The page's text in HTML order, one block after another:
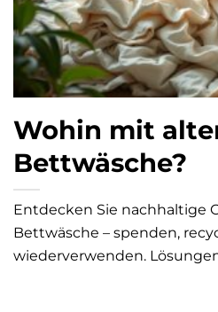
Wohin mit
Bettwäsche?
Entdecken Sie nachhaltige
Bettwäsche – spenden,
wiederverwenden.